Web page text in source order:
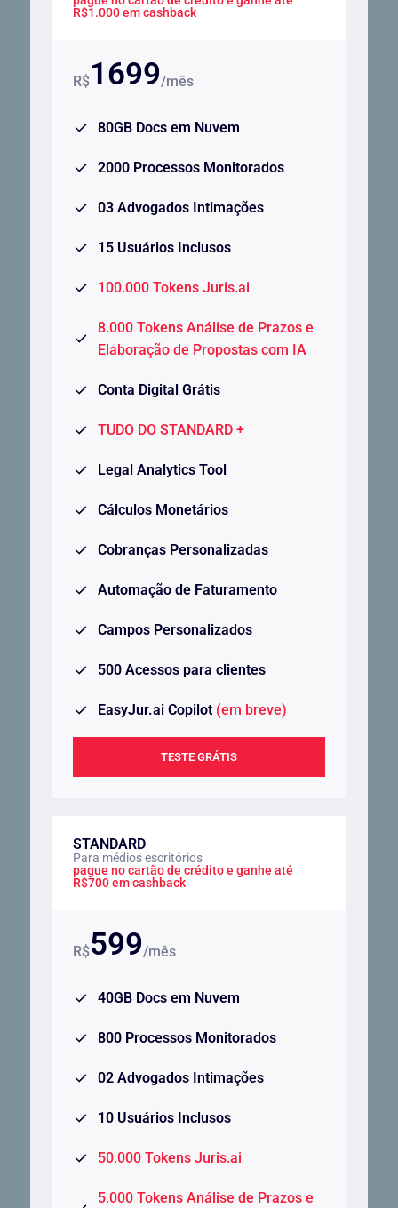
R$1.000 em cashback
R$1699/mês
80GB Docs em Nuvem
2000 Processos Monitorados
03 Advogados Intimações
15 Usuários Inclusos
100.000 Tokens Juris.ai
8.000 Tokens Análise de Prazos e
Elaboração de Propostas com IA
Conta Digital Grátis
TUDO DO STANDARD +
Legal Analytics Tool
Cálculos Monetários
Cobranças Personalizadas
Automação de Faturamento
Campos Personalizados
500 Acessos para clientes
EasyJur.ai Copilot (em breve)
TESTE GRÁTIS
STANDARD
Para médios escritórios
pague no cartão de crédito e ganhe até
R$700 em cashback
R$599/mês
40GB Docs em Nuvem
800 Processos Monitorados
02 Advogados Intimações
10 Usuários Inclusos
50.000 Tokens Juris.ai
5.000 Tokens Análise de Prazos e